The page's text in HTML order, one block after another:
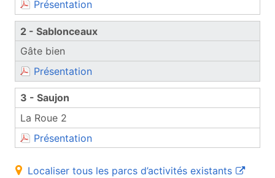
Présentation(document PDF, ouvre une nouvelle
2 - Sablonceaux
Gâte bien
Présentation(document PDF, ouvre une nouvelle
3 - Saujon
La Roue 2
Présentation(document PDF, ouvre une nouvelle
Localiser tous les parcs d’activités existants(ouvre